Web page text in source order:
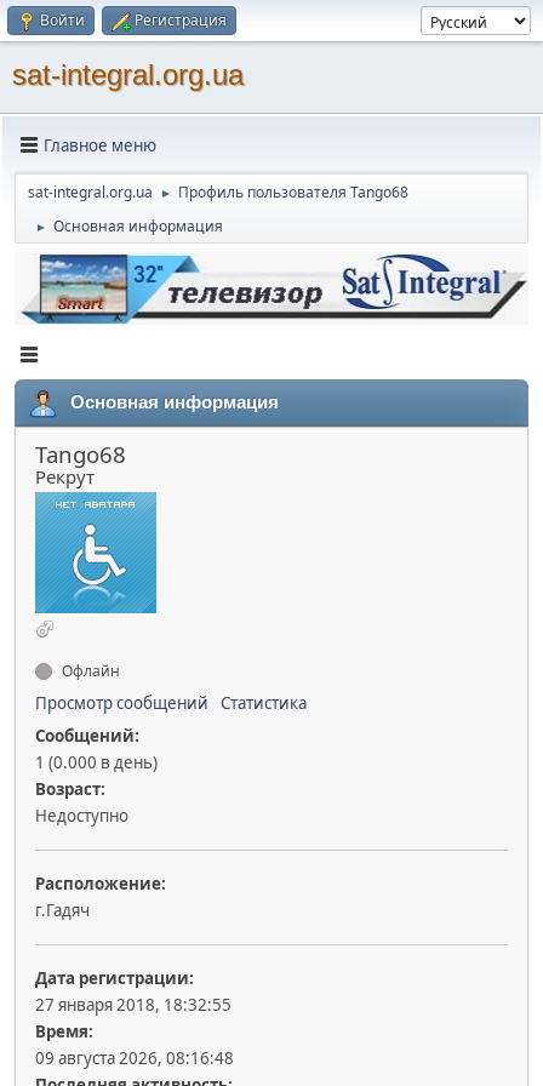
Войти Регистрация
sat-integral.org.ua
Главное меню
sat-integral.org.ua ► Профиль пользователя Tango68
► Основная информация
Основная информация
Tango68
Рекрут
Офлайн
Просмотр сообщений
Статистика
Сообщений:
1 (0.000 в день)
Возраст:
Недоступно
Расположение:
г.Гадяч
Дата регистрации:
27 января 2018, 18:32:55
Время:
09 августа 2026, 08:16:48